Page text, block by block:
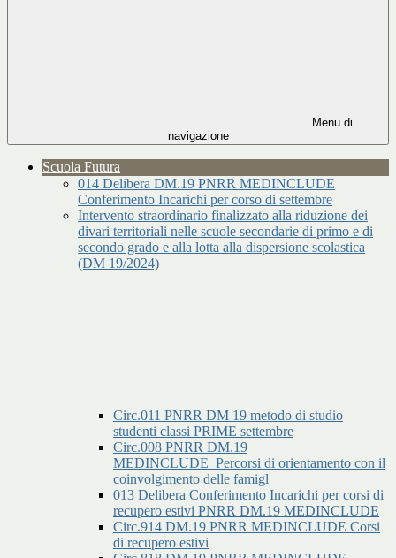
Menu di
navigazione
Scuola Futura
014 Delibera DM.19 PNRR MEDINCLUDE
Conferimento Incarichi per corso di settembre
Intervento straordinario finalizzato alla riduzione dei
divari territoriali nelle scuole secondarie di primo e di
secondo grado e alla lotta alla dispersione scolastica
(DM 19/2024)
Circ.011 PNRR DM 19 metodo di studio
studenti classi PRIME settembre
Circ.008 PNRR DM.19
MEDINCLUDE_Percorsi di orientamento con il
coinvolgimento delle famigl
013 Delibera Conferimento Incarichi per corsi di
recupero estivi PNRR DM.19 MEDINCLUDE
Circ.914 DM.19 PNRR MEDINCLUDE Corsi
di recupero estivi